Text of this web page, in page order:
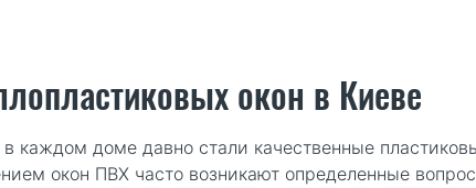
окон в Киеве
каждом доме давно стали качественные
окон ПВХ часто возникают определенные